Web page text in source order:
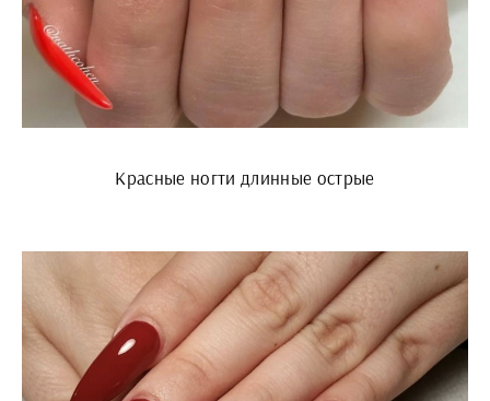
Красные ногти длинные острые